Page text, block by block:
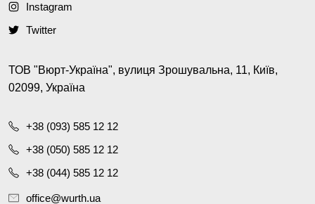
Instagram
Twitter
ТОВ "Вюрт-Україна", вулиця Зрошувальна, 11, Київ,
02099, Україна
+38 (093) 585 12 12
+38 (050) 585 12 12
+38 (044) 585 12 12
office@wurth.ua